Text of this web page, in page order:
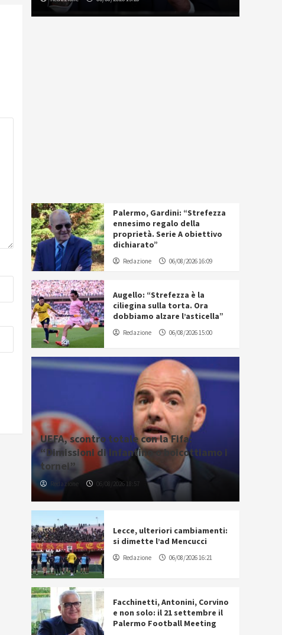
Palermo, Gardini: “Strefezza
ennesimo regalo della
proprietà. Serie A obiettivo
dichiarato”
Redazione 06/08/2026 16:09
Augello: “Strefezza è la
ciliegina sulla torta. Ora
dobbiamo alzare l’asticella”
Redazione 06/08/2026 15:00
UEFA, scontro totale con la Fifa:
“Dimissioni di Infantino o boicottiamo i
tornei”
Redazione 06/08/2026 18:57
Lecce, ulteriori cambiamenti:
si dimette l’ad Mencucci
Redazione 06/08/2026 16:21
Facchinetti, Antonini, Corvino
e non solo: il 21 settembre il
Palermo Football Meeting